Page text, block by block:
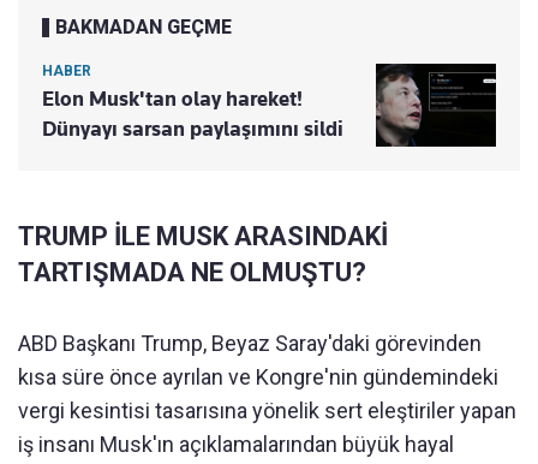
BAKMADAN GEÇME
HABER
Elon Musk'tan olay hareket!
Dünyayı sarsan paylaşımını sildi
TRUMP İLE MUSK ARASINDAKİ
TARTIŞMADA NE OLMUŞTU?
ABD Başkanı Trump, Beyaz Saray'daki görevinden
kısa süre önce ayrılan ve Kongre'nin gündemindeki
vergi kesintisi tasarısına yönelik sert eleştiriler yapan
iş insanı Musk'ın açıklamalarından büyük hayal